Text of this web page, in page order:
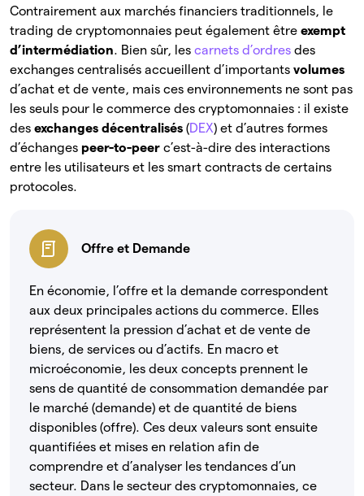
Contrairement aux marchés financiers traditionnels, le
trading de cryptomonnaies peut également être exempt
d’intermédiation. Bien sûr, les carnets d’ordres des
exchanges centralisés accueillent d’importants volumes
d’achat et de vente, mais ces environnements ne sont pas
les seuls pour le commerce des cryptomonnaies : il existe
des exchanges décentralisés (DEX) et d’autres formes
d’échanges peer-to-peer c’est-à-dire des interactions
entre les utilisateurs et les smart contracts de certains
protocoles.
Offre et Demande
En économie, l’offre et la demande correspondent
aux deux principales actions du commerce. Elles
représentent la pression d’achat et de vente de
biens, de services ou d’actifs. En macro et
microéconomie, les deux concepts prennent le
sens de quantité de consommation demandée par
le marché (demande) et de quantité de biens
disponibles (offre). Ces deux valeurs sont ensuite
quantifiées et mises en relation afin de
comprendre et d’analyser les tendances d’un
secteur. Dans le secteur des cryptomonnaies, ce